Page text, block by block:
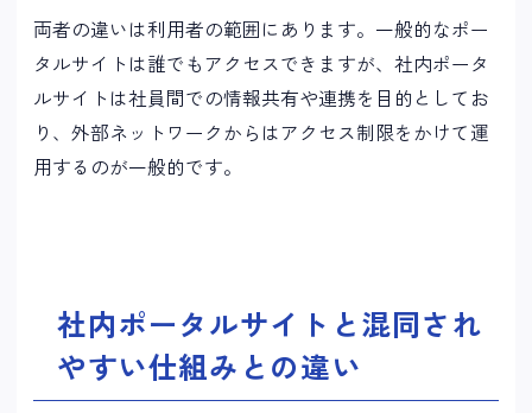
両者の違いは利用者の範囲にあります。一般的なポー
タルサイトは誰でもアクセスできますが、社内ポータ
ルサイトは社員間での情報共有や連携を目的としてお
り、外部ネットワークからはアクセス制限をかけて運
用するのが一般的です。
社内ポータルサイトと混同され
やすい仕組みとの違い